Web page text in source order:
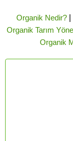
Organik Nedir?|
Organik Tarım
Organik